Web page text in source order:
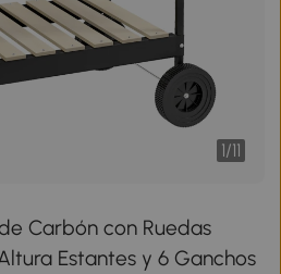
1/11
Carbón con Ruedas
Estantes y 6 Ganchos